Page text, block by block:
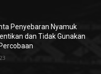
Penyebaran Nyamuk
dan Tidak Gunakan